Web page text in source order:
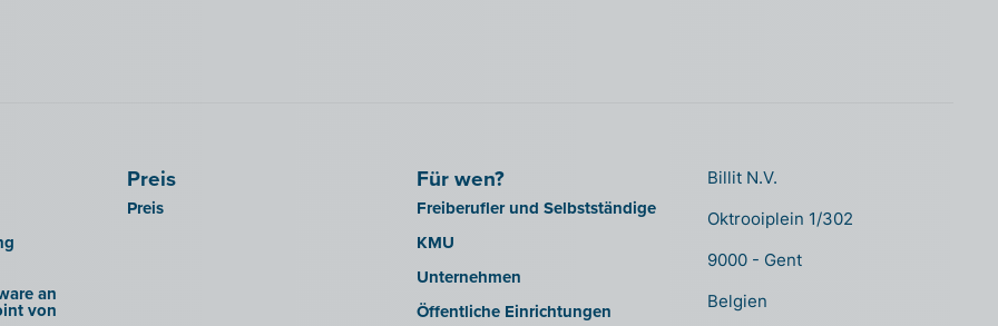
an
von
Preis
Preis
Für wen?
Freiberufler und Selbstständige
KMU
Unternehmen
Öffentliche Einrichtungen
Billit N.V.
Oktrooiplein 1/302
9000 - Gent
Belgien